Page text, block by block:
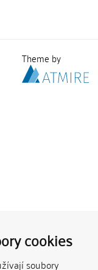
cookies
soubory
Theme by